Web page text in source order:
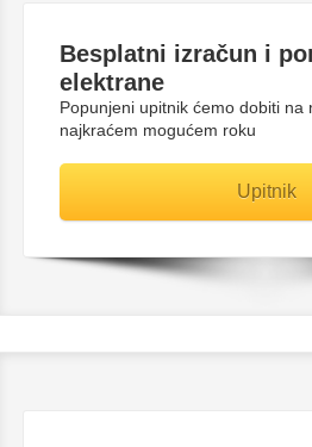
Besplatni izračun i
elektrane
Popunjeni upitnik ćemo dobiti na
najkraćem mogućem roku
Upitnik